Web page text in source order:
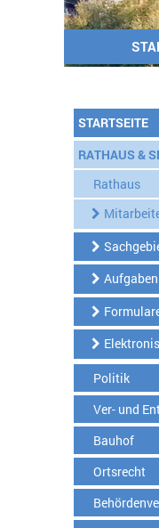
STARTSEITE
RATHAUS &
Rathaus
Aufgaben
Politik
Ver- und
Bauhof
Ortsrecht